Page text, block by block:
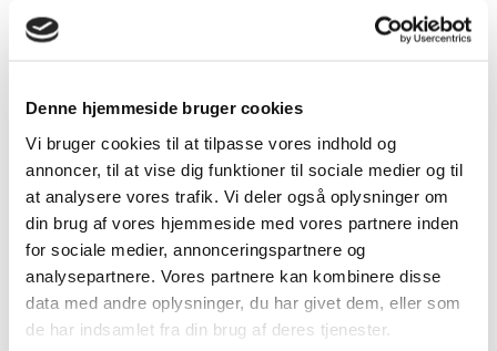
Denne hjemmeside bruger cookies
Vi bruger cookies til at tilpasse vores indhold og
annoncer, til at vise dig funktioner til sociale medier og til
at analysere vores trafik. Vi deler også oplysninger om
din brug af vores hjemmeside med vores partnere inden
for sociale medier, annonceringspartnere og
analysepartnere. Vores partnere kan kombinere disse
data med andre oplysninger, du har givet dem, eller som
de har indsamlet fra din brug af deres tjenester.
MULIGHEDER
DETALJER
LED Ring
light
349,00kr. –